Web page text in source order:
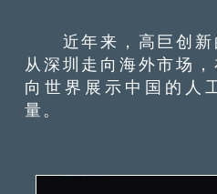
近年来，高巨创新
从深圳走向海外市场，
向世界展示中国的人
量。